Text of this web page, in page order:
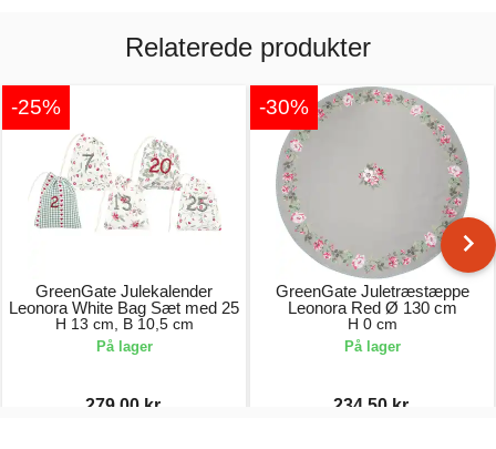
Relaterede produkter
-25%
GreenGate Julekalender
Leonora White Bag Sæt med 25
H 13 cm, B 10,5 cm
På lager
279,00 kr.
-30%
GreenGate Juletræstæppe
Leonora Red Ø 130 cm
H 0 cm
På lager
234,50 kr.